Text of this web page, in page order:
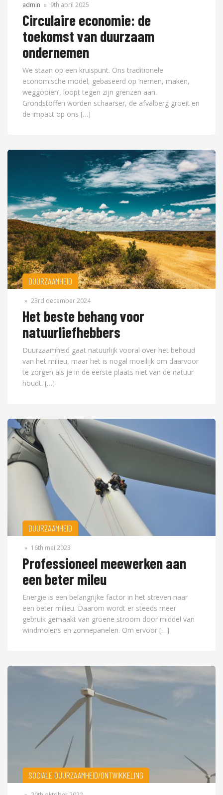
admin » 9th april 2025
Circulaire economie: de
toekomst van duurzaam
ondernemen
We staan op een kruispunt. Ons traditionele
economische model, gebaseerd op ‘nemen, maken,
weggooien’, loopt tegen zijn grenzen aan.
Grondstoffen worden schaarser, de afvalberg groeit en
de impact op ons […]
DUURZAAMHEID
» 23rd december 2024
Het beste behang voor
natuurliefhebbers
Duurzaamheid gaat natuurlijk vooral over het behoud
van het milieu, maar het is nogal moeilijk om daarvoor
te zorgen als je in de eerste plaats niet van de natuur
houdt. […]
DUURZAAMHEID
» 16th mei 2023
Professioneel meewerken aan
een beter mileu
Energie is een belangrijke factor in het streven naar
een beter milieu. Daarom wordt er steeds meer
gebruik gemaakt van groene stroom door middel van
windmolens en zonnepanelen. Om ervoor […]
SOCIALE DUURZAAMHEID/ONTWIKKELING